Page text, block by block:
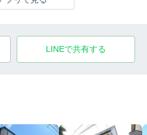
LINEで共有する